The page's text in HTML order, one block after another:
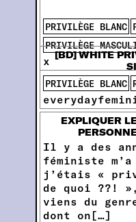
PRIVILÈGE BLANC
PRIVILÈGE
x [BD] WHITE
PRIVILÈGE BLANC
EXPLIQUER
Il y a des
féministe
j’étais «
de quoi ??!
viens du
dont on[…]